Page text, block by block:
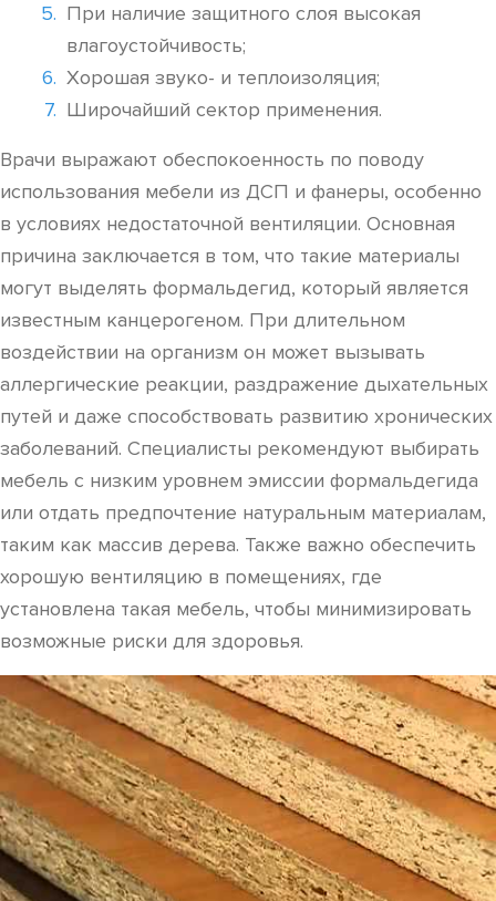
При наличие защитного слоя высокая
влагоустойчивость;
Хорошая звуко- и теплоизоляция;
Широчайший сектор применения.
Врачи выражают обеспокоенность по поводу
использования мебели из ДСП и фанеры, особенно
в условиях недостаточной вентиляции. Основная
причина заключается в том, что такие материалы
могут выделять формальдегид, который является
известным канцерогеном. При длительном
воздействии на организм он может вызывать
аллергические реакции, раздражение дыхательных
путей и даже способствовать развитию хронических
заболеваний. Специалисты рекомендуют выбирать
мебель с низким уровнем эмиссии формальдегида
или отдать предпочтение натуральным материалам,
таким как массив дерева. Также важно обеспечить
хорошую вентиляцию в помещениях, где
установлена такая мебель, чтобы минимизировать
возможные риски для здоровья.